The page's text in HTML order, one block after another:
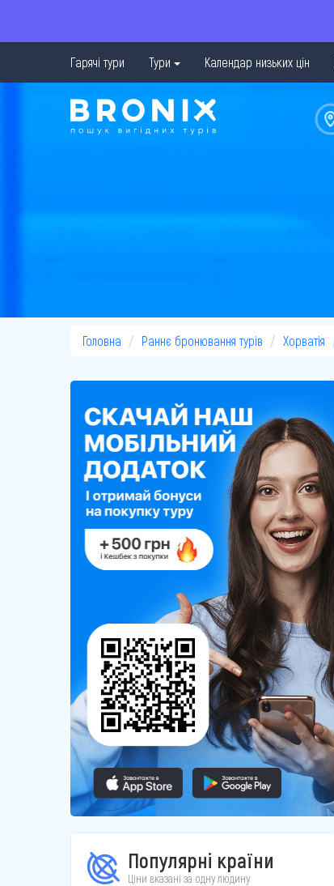
Гарячі тури Тури Календар низьких цін
Головна Раннє бронювання турів Хорватія
Популярні країни
Ціни вказані за одну людину